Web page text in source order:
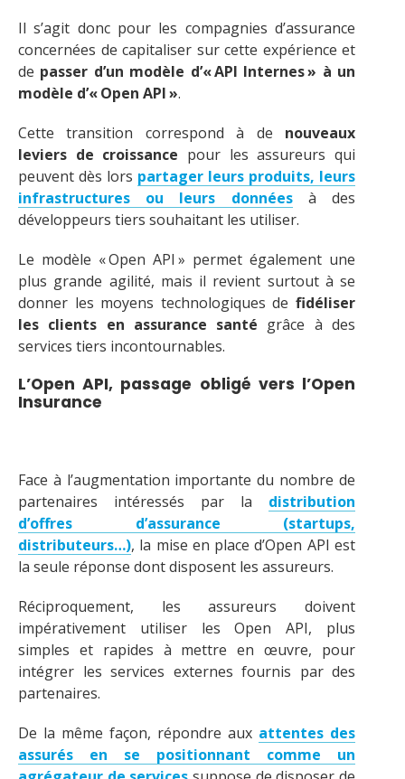
Il s’agit donc pour les compagnies d’assurance
concernées de capitaliser sur cette expérience et
de passer d’un modèle d’« API Internes » à un
modèle d’« Open API ».
Cette transition correspond à de nouveaux
leviers de croissance pour les assureurs qui
peuvent dès lors partager leurs produits, leurs
infrastructures ou leurs donnéesà des
développeurs tiers souhaitant les utiliser.
Le modèle « Open API » permet également une
plus grande agilité, mais il revient surtout à se
donner les moyens technologiques de fidéliser
les clients en assurance santé grâce à des
services tiers incontournables.
L’Open API, passage obligé vers l’Open
Insurance
Face à l’augmentation importante du nombre de
partenaires intéressés par la distribution
d’offres d’assurance (startups,
distributeurs…), la mise en place d’Open API est
la seule réponse dont disposent les assureurs.
Réciproquement, les assureurs doivent
impérativement utiliser les Open API, plus
simples et rapides à mettre en œuvre, pour
intégrer les services externes fournis par des
partenaires.
De la même façon, répondre aux attentes des
assurés en se positionnant comme un